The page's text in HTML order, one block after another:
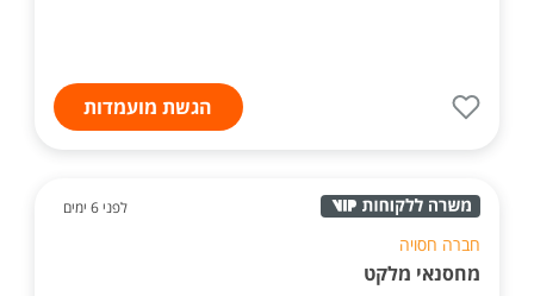
הגשת מועמדות
לפני 6 ימים
חברה חסויה
מחסנאי מלקט